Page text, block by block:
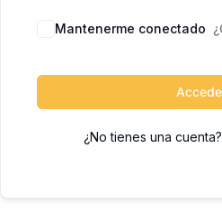
Mantenerme conectado
¿No tienes una cuenta?